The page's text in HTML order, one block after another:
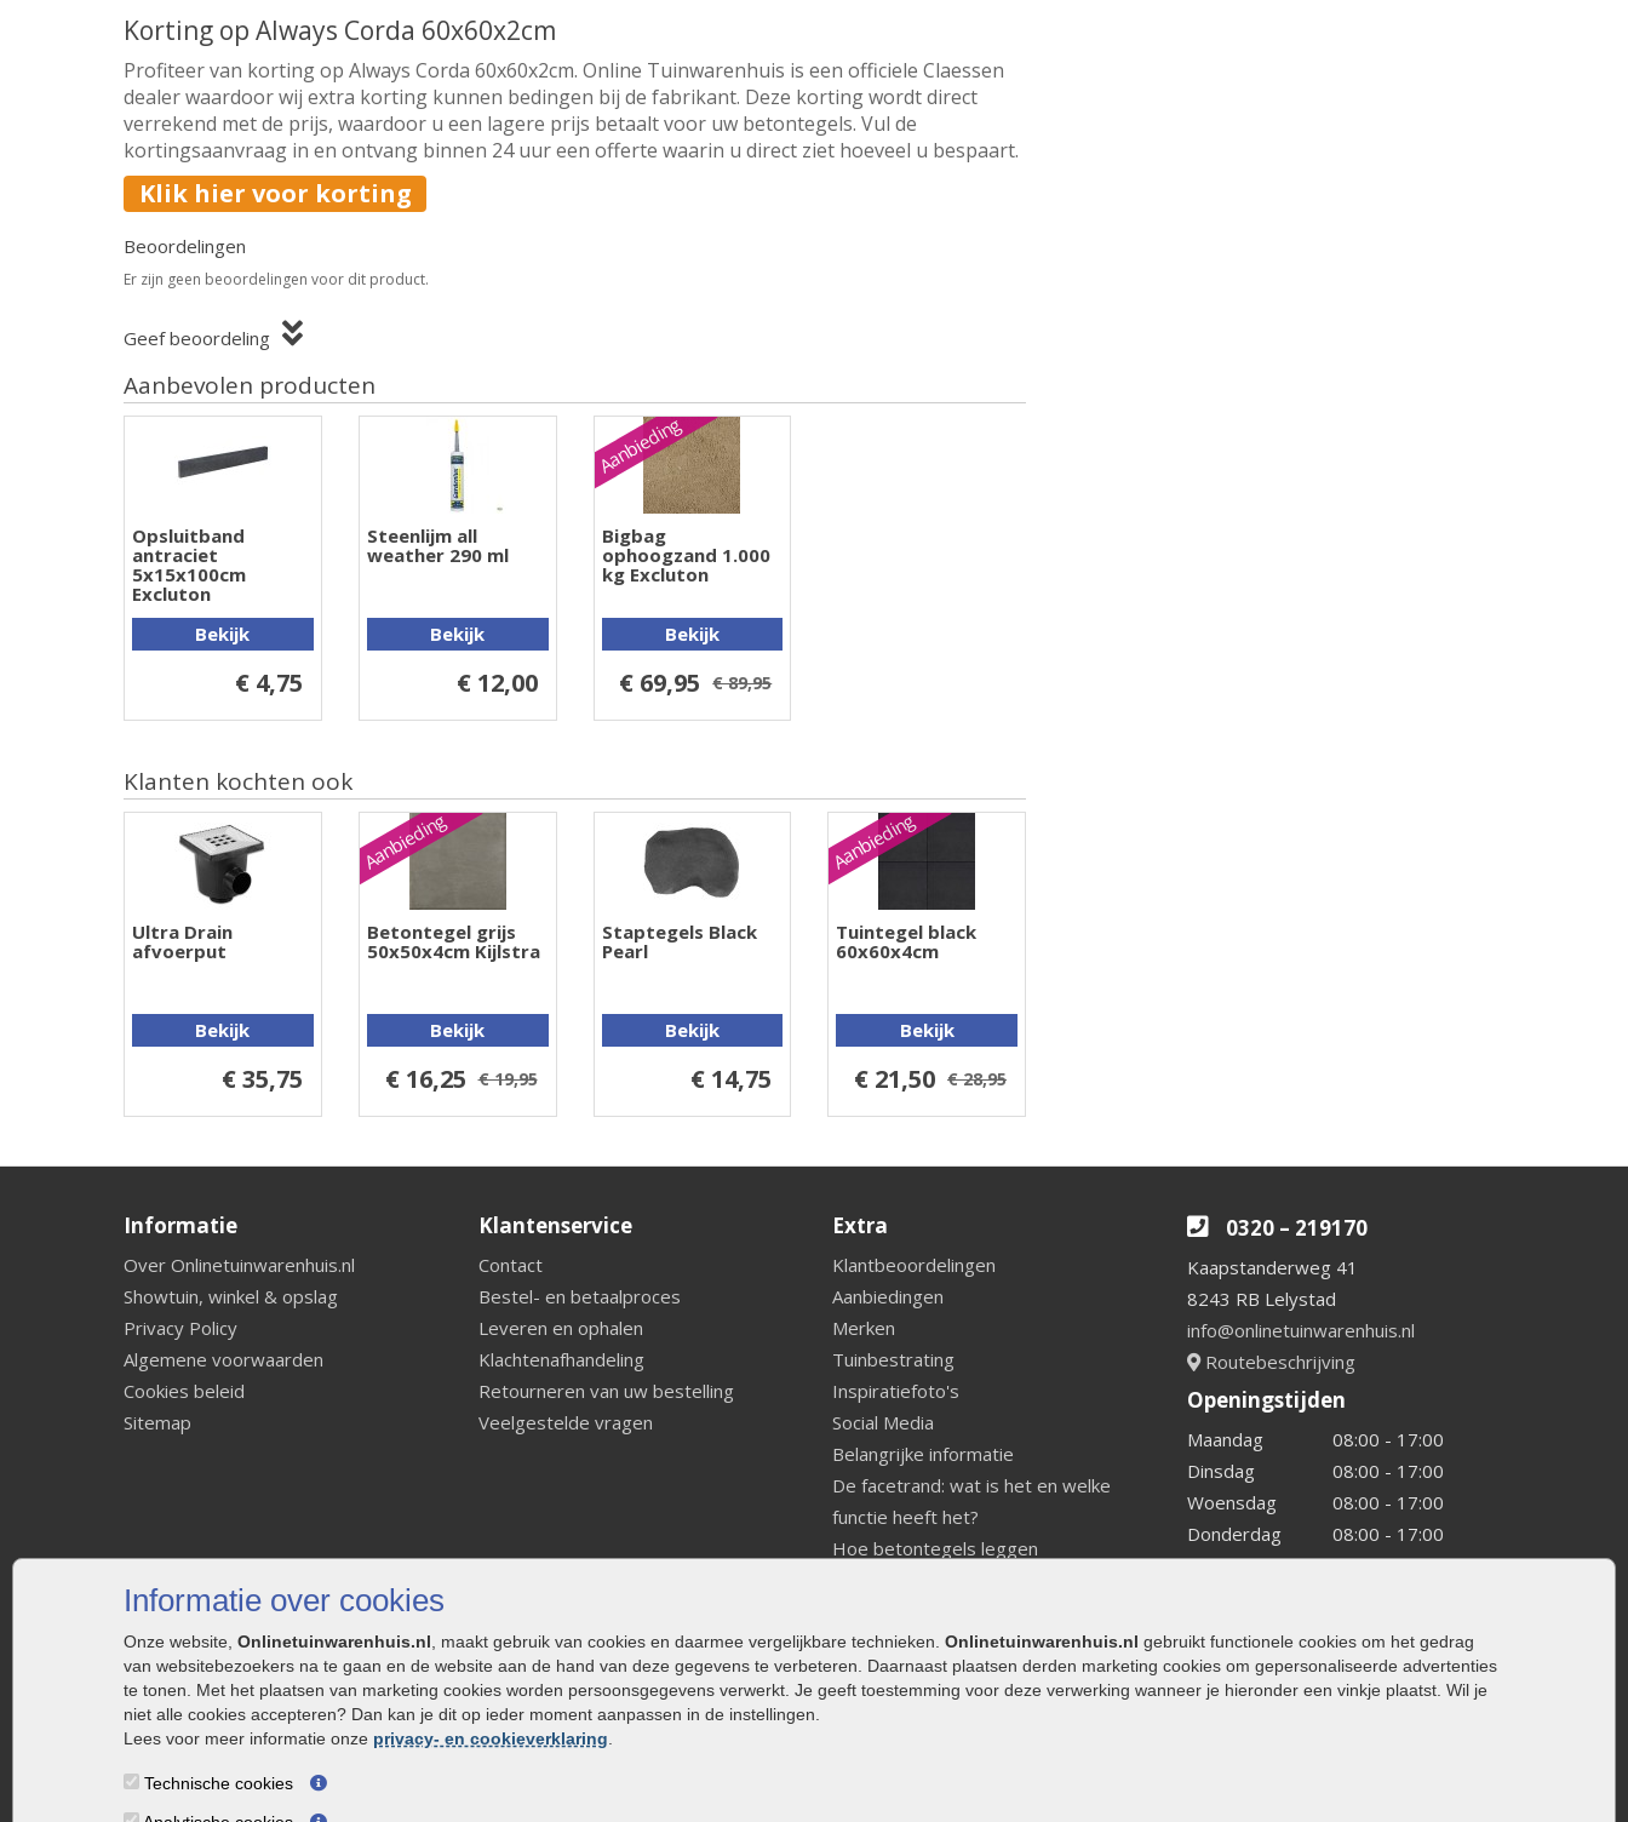
Informatie over cookies
Onze website, Onlinetuinwarenhuis.nl , maakt gebruik van cookies en daarmee vergelijkbare technieken. Onlinetuinwarenhuis.nl gebruikt functionele cookies om het gedrag
van websitebezoekers na te gaan en de website aan de hand van deze gegevens te verbeteren. Daarnaast plaatsen derden marketing cookies om gepersonaliseerde advertenties
te tonen. Met het plaatsen van marketing cookies worden persoonsgegevens verwerkt. Je geeft toestemming voor deze verwerking wanneer je hieronder een vinkje plaatst. Wil je
niet alle cookies accepteren? Dan kan je dit op ieder moment aanpassen in de instellingen.
Lees voor meer informatie onze privacy- en cookieverklaring
Technische cookies
Korting op Always Corda 60x60x2cm
Profiteer van korting op Always Corda 60x60x2cm. Online Tuinwarenhuis is een officiele Claessen
dealer waardoor wij extra korting kunnen bedingen bij de fabrikant. Deze korting wordt direct
verrekend met de prijs, waardoor u een lagere prijs betaalt voor uw betontegels. Vul de
kortingsaanvraag in en ontvang binnen 24 uur een offerte waarin u direct ziet hoeveel u bespaart.
Klik hier voor korting
Beoordelingen
Er zijn geen beoordelingen voor dit product.
Geef beoordeling
Aanbevolen producten
Opsluitband
antraciet
5x15x100cm
Excluton
Bekijk
€ 4,75
Steenlijm all
weather 290 ml
Bekijk
€ 12,00
Aanbieding
Bigbag
ophoogzand 1.000
kg Excluton
Bekijk
€ 69,95 € 89,95
Klanten kochten ook
Ultra Drain
afvoerput
Bekijk
€ 35,75
Aanbieding
Betontegel grijs
50x50x4cm Kijlstra
Bekijk
€ 16,25 € 19,95
Staptegels Black
Pearl
Bekijk
€ 14,75
Aanbieding
Tuintegel black
60x60x4cm
Bekijk
€ 21,50 € 28,95
Informatie
Over Onlinetuinwarenhuis.nl
Showtuin, winkel & opslag
Privacy Policy
Algemene voorwaarden
Cookies beleid
Sitemap
Klantenservice
Contact
Bestel- en betaalproces
Leveren en ophalen
Klachtenafhandeling
Retourneren van uw bestelling
Veelgestelde vragen
Extra
Klantbeoordelingen
Aanbiedingen
Merken
Tuinbestrating
Inspiratiefoto's
Social Media
Belangrijke informatie
De facetrand: wat is het en welke
functie heeft het?
Hoe betontegels leggen
Welke tuinstijl past bij mij
Strakke tuin inrichten
Legverbanden gebakken bestrating
0320 – 219170
Kaapstanderweg 41
8243 RB Lelystad
info@onlinetuinwarenhuis.nl
Routebeschrijving
Openingstijden
Maandag
08:00 - 17:00
Dinsdag
08:00 - 17:00
Woensdag
08:00 - 17:00
Donderdag
08:00 - 17:00
Vrijdag
08:00 - 17:00